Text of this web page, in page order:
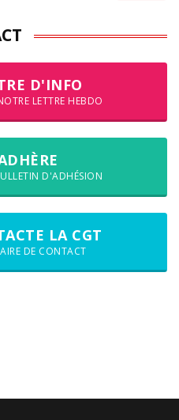
D'INFO
LETTRE HEBDO
D'ADHÉSION
LA CGT
DE CONTACT